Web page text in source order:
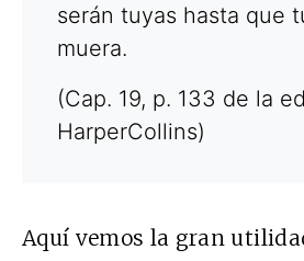
serán tuyas hasta que
muera.
(Cap. 19, p. 133 de la
HarperCollins)
Aquí vemos la gran